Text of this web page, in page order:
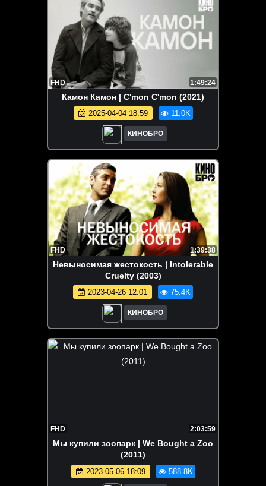
FHD 1:49:24
Камон Камон | C'mon C'mon (2021)
2025-04-04 18:59 11.0K
КИНОБРО
FHD 1:39:38
Невыносимая жестокость | Intolerable
Cruelty (2003)
2023-04-26 12:01 75.4K
КИНОБРО
FHD 2:03:59
Мы купили зоопарк | We Bought a Zoo
(2011)
2023-05-06 18:09 588.8K